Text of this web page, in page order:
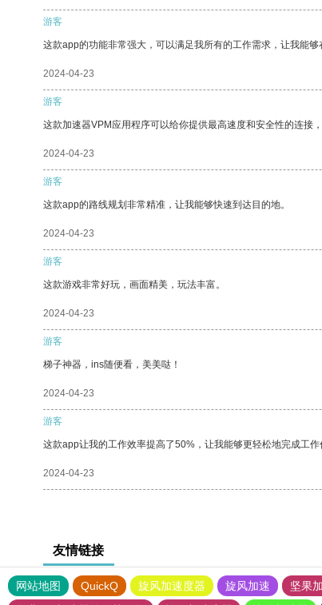
游客
这款app的功能非常强大，可以满足我所有的工作需求，让我能够
2024-04-23
游客
这款加速器VPM应用程序可以给你提供最高速度和安全性的连接
2024-04-23
游客
这款app的路线规划非常精准，让我能够快速到达目的地。
2024-04-23
游客
这款游戏非常好玩，画面精美，玩法丰富。
2024-04-23
游客
梯子神器，ins随便看，美美哒！
2024-04-23
游客
这款app让我的工作效率提高了50%，让我能够更轻松地完成工
2024-04-23
友情链接
网站地图 QuickQ 旋风加速度器 旋风加速 坚果